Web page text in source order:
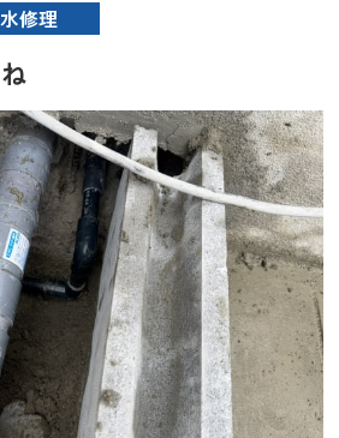
修理